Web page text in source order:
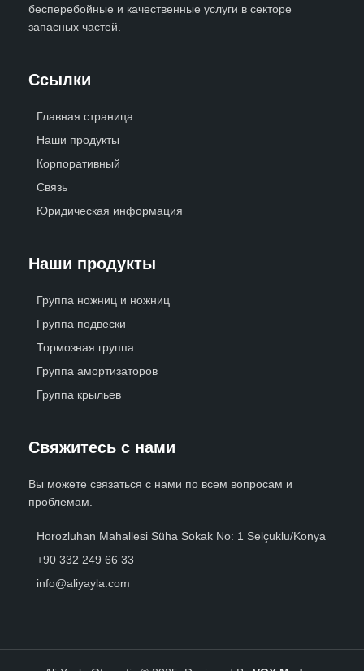
бесперебойные и качественные услуги в секторе
запасных частей.
Ссылки
Главная страница
Наши продукты
Корпоративный
Связь
Юридическая информация
Наши продукты
Группа ножниц и ножниц
Группа подвески
Тормозная группа
Группа амортизаторов
Группа крыльев
Свяжитесь с нами
Вы можете связаться с нами по всем вопросам и
проблемам.
Horozluhan Mahallesi Süha Sokak No: 1 Selçuklu/Konya
+90 332 249 66 33
info@aliyayla.com